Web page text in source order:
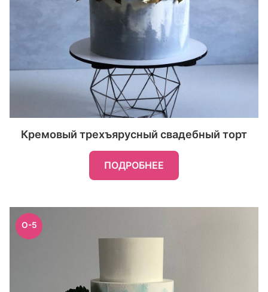
Кремовый трехъярусный свадебный торт
ПОДРОБНЕЕ
O-5